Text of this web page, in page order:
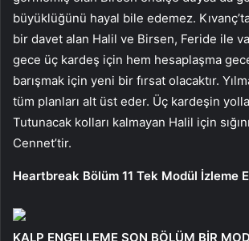
büyüklüğünü hayal bile edemez.
bir davet alan Halil ve Birsen, Feride ile
gece üç kardeş için hem hesaplaşma
barışmak için yeni bir fırsat olacaktır.
tüm planları alt üst eder. Üç kardeşin
Tutunacak kolları kalmayan Halil için
Cennet’tir.
Heartbreak Bölüm 11 Tek Modül İzleme
KALP ENGELLEME SON BÖLÜM BİR